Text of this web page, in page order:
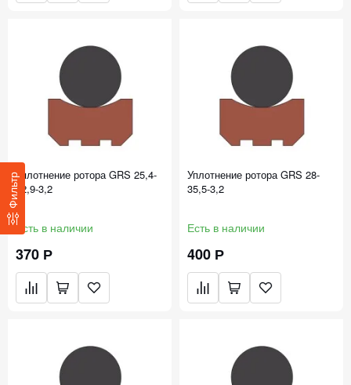
ФильтрУплотнение ротора GRS 25,4-
32,9-3,2
Есть в наличии
370 Р
Уплотнение ротора GRS 28-
35,5-3,2
Есть в наличии
400 Р